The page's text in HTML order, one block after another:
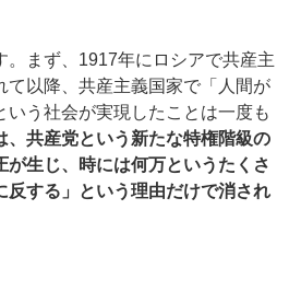
まず、1917年にロシアで共産主
て以降、共産主義国家で「人間が
いう社会が実現したことは一度も
、共産党という新たな特権階級の
が生じ、時には何万というたくさ
反する」という理由だけで消され